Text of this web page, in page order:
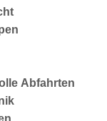
Abfahrten